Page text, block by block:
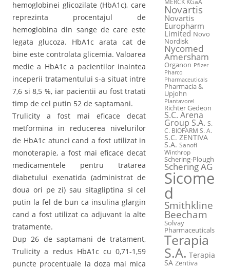
hemoglobinei glicozilate (HbA1c), care
reprezinta procentajul de
hemoglobina din sange de care este
legata glucoza. HbA1c arata cat de
bine este controlata glicemia. Valoarea
medie a HbA1c a pacientilor inaintea
inceperii tratamentului s-a situat intre
7,6 si 8,5 %, iar pacientii au fost tratati
timp de cel putin 52 de saptamani.
Trulicity a fost mai eficace decat
metformina in reducerea nivelurilor
de HbA1c atunci cand a fost utilizat in
monoterapie, a fost mai eficace decat
medicamentele pentru tratarea
diabetului exenatida (administrat de
doua ori pe zi) sau sitagliptina si cel
putin la fel de bun ca insulina glargin
cand a fost utilizat ca adjuvant la alte
tratamente.
Dup 26 de saptamani de tratament,
Trulicity a redus HbA1c cu 0,71-1,59
puncte procentuale la doza mai mica
MERCK KGaA
Novartis
Novartis
Europharm
Limited Novo
Nordisk
Nycomed
Amersham
Organon Pfizer
Pharco
Pharmaceuticals
Pharmacia &
Upjohn
Plantavorel
Richter Gedeon
S.C. Arena
Group S.A. S.
C. BIOFARM S. A.
S.C. ZENTIVA
S.A. Sanofi
Winthrop
Schering-Plough
Schering AG
Sicome
d
Smithkline
Beecham
Solvay
Pharmaceuticals
Terapia
S.A. Terapia
SA Zentiva